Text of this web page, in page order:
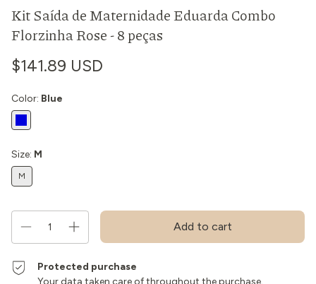
Kit Saída de Maternidade Eduarda Combo
Florzinha Rose - 8 peças
$141.89 USD
Color: Blue
Size: M
M
Protected purchase
Your data taken care of throughout the purchase.